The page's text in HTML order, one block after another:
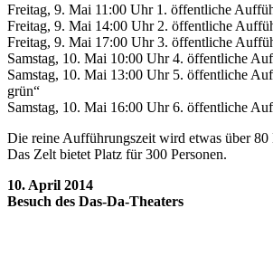
Freitag, 9. Mai 11:00 Uhr 1. öffentliche
Freitag, 9. Mai 14:00 Uhr 2. öffentliche
Freitag, 9. Mai 17:00 Uhr 3. öffentliche
Samstag, 10. Mai 10:00 Uhr 4. öffentliche
Samstag, 10. Mai 13:00 Uhr 5. öffentliche
grün“
Samstag, 10. Mai 16:00 Uhr 6. öffentliche
Die reine Aufführungszeit wird etwas über 80
Das Zelt bietet Platz für 300 Personen.
10. April 2014
Besuch des Das-Da-Theaters